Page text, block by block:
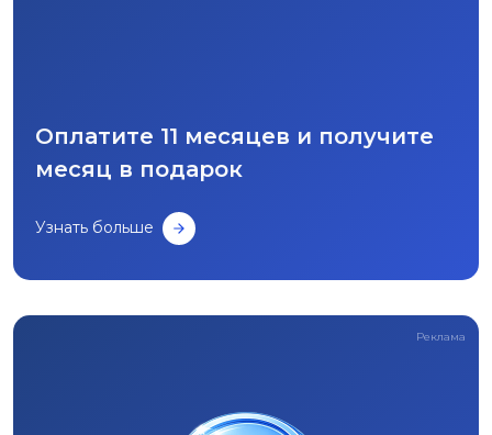
Оплатите 11 месяцев и получите
месяц в подарок
Узнать больше
Реклама